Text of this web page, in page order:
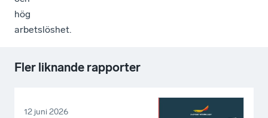
hög
arbetslöshet.
Fler liknande rapporter
12 juni 2026